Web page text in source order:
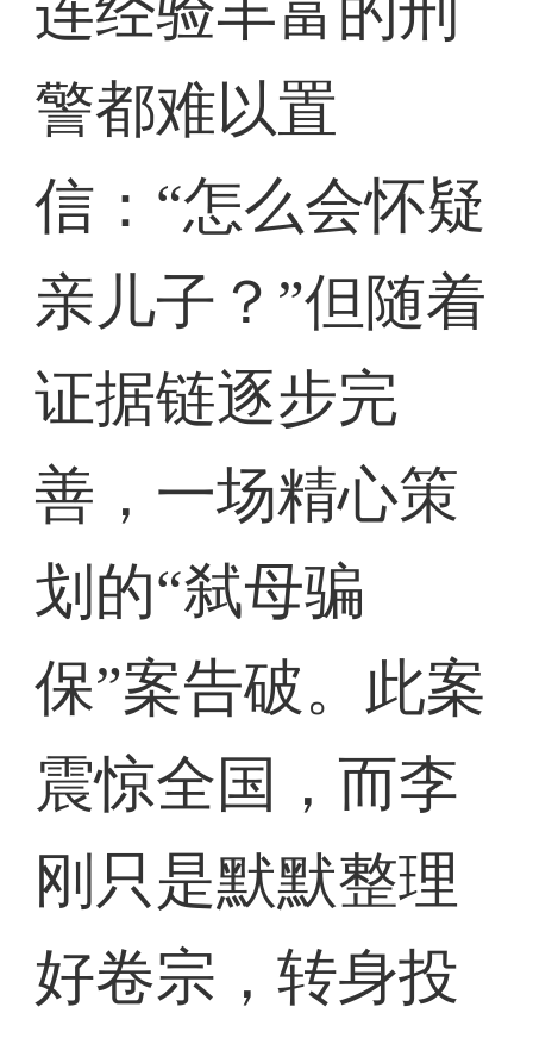
警都难以置
信：“怎么会怀疑
亲儿子？”但随着
证据链逐步完
善，一场精心策
划的“弑母骗
保”案告破。此案
震惊全国，而李
刚只是默默整理
好卷宗，转身投